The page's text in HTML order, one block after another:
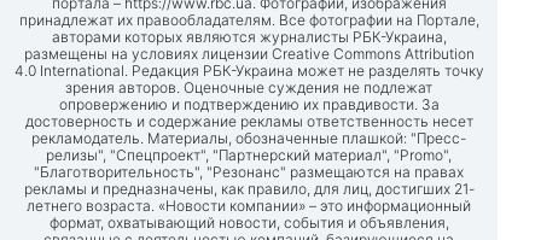
принадлежат их правообладателям. Все фотографии на Портале,
авторами которых являются журналисты РБК-Украина,
размещены на условиях лицензии Creative Commons Attribution
4.0 International. Редакция РБК-Украина может не разделять точку
зрения авторов. Оценочные суждения не подлежат
опровержению и подтверждению их правдивости. За
достоверность и содержание рекламы ответственность несет
рекламодатель. Материалы, обозначенные плашкой: "Пресс-
релизы", "Спецпроект", "Партнерский материал", "Promo",
"Благотворительность", "Резонанс" размещаются на правах
рекламы и предназначены, как правило, для лиц, достигших 21-
летнего возраста. «Новости компании» – это информационный
формат, охватывающий новости, события и объявления,